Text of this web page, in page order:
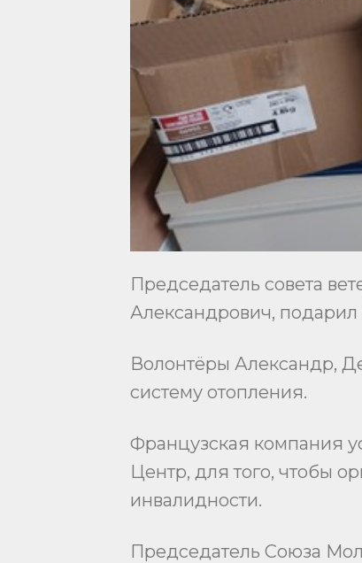
Председатель совета
Александрович, подарил
Волонтёры Александр,
систему отопления.
Французская компания
Центр, для того, чтобы
инвалидности.
Председатель Союза